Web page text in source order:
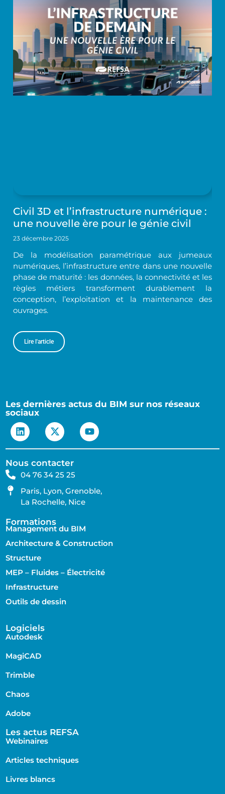
Civil 3D et l’infrastructure numérique :
une nouvelle ère pour le génie civil
23 décembre 2025
De la modélisation paramétrique aux jumeaux
numériques, l’infrastructure entre dans une nouvelle
phase de maturité : les données, la connectivité et les
règles métiers transforment durablement la
conception, l’exploitation et la maintenance des
ouvrages.
Lire l'article
Les dernières actus du BIM sur nos réseaux
sociaux
Nous contacter
04 76 34 25 25
Paris, Lyon, Grenoble,
La Rochelle, Nice
Formations
Management du BIM
Architecture & Construction
Structure
MEP – Fluides – Électricité
Infrastructure
Outils de dessin
Logiciels
Autodesk
MagiCAD
Trimble
Chaos
Adobe
Les actus REFSA
Webinaires
Articles techniques
Livres blancs